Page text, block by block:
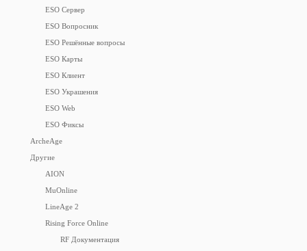
ESO Сервер
ESO Вопросник
ESO Решённые вопросы
ESO Карты
ESO Клиент
ESO Украшения
ESO Web
ESO Фиксы
ArcheAge
Другие
AION
MuOnline
LineAge 2
Rising Force Online
RF Документация